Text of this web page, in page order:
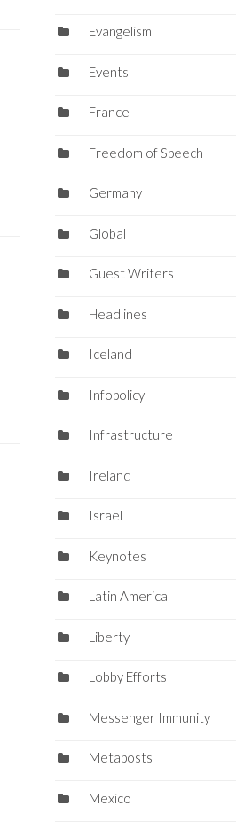
Evangelism
Events
France
Freedom of Speech
Germany
Global
Guest Writers
Headlines
Iceland
Infopolicy
Infrastructure
Ireland
Israel
Keynotes
Latin America
Liberty
Lobby Efforts
Messenger Immunity
Metaposts
Mexico